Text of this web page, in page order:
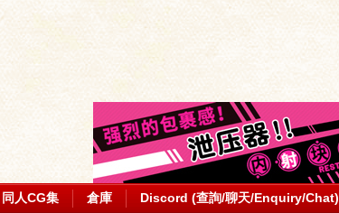
同人CG集 倉庫 Discord (查詢/聊天/Enquiry/Chat)